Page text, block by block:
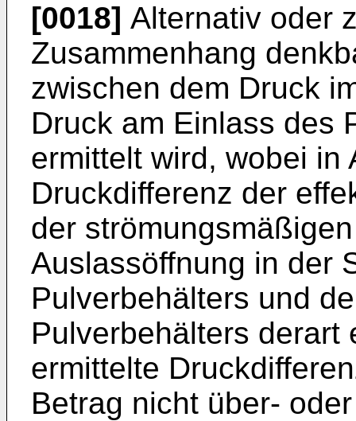
[0018] Alternativ oder
Zusammenhang
zwischen dem Druck
Druck am Einlass des
ermittelt wird, wobei in
Druckdifferenz der
der
Auslassöffnung in der
Pulverbehälters und
Pulverbehälters derart
ermittelte
Betrag nicht über-